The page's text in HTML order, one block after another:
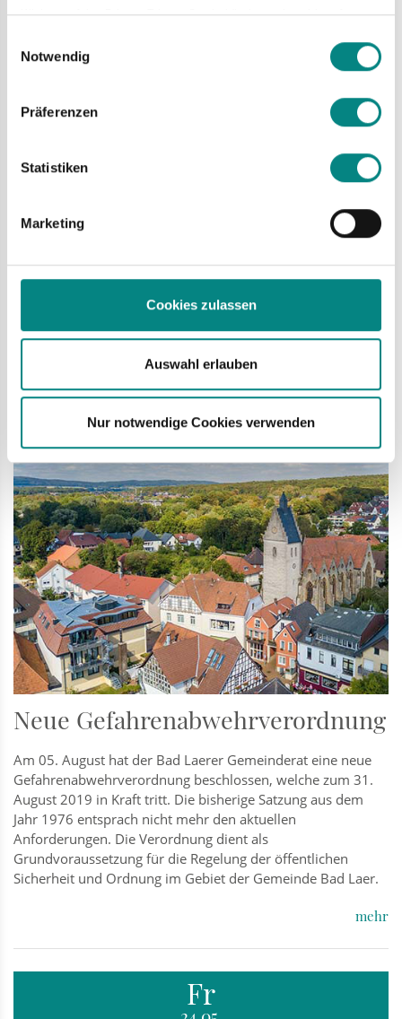
Klicken auf das Privacy Trigger Symbol ändern oder widerrufen
Wenn Sie es erlauben, würden wir auch gerne:
Erfahren Sie mehr darüber, wie Ihre persönlichen Daten verarbeitet
Notwendig
Präferenzen
Statistiken
Marketing
Cookies zulassen
Auswahl erlauben
Nur notwendige Cookies verwenden
Neues Standesamt-Team stellt
gerecht zu werden, war das Ziel von Bürgermeister Tobias
Avermann bei der diesjährigen Trennung des Fachbereiches
„Bauen“ und 3 – „Ordnung und Soziales“, welche künftig
durch zwei neue Fachbereichsleiter koordiniert werden. Seit
Mi
21.08.
Neue Gefahrenabwehrverordnung
Am 05. August hat der Bad Laerer Gemeinderat eine neue
Gefahrenabwehrverordnung beschlossen, welche zum 31.
August 2019 in Kraft tritt. Die bisherige Satzung aus dem
Jahr 1976 entsprach nicht mehr den aktuellen
Anforderungen. Die Verordnung dient als
Grundvoraussetzung für die Regelung der öffentlichen
Sicherheit und Ordnung im Gebiet der Gemeinde Bad Laer.
mehr
Fr